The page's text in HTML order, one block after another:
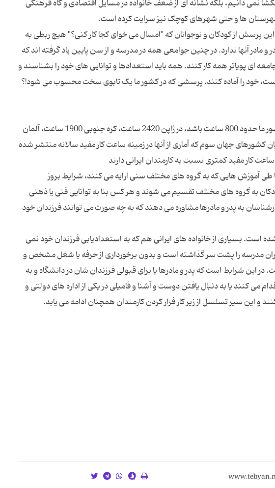
نمی دانیم، بلکه نشانه ای از ضعف خانواده در مسایل اقتصادی و گاه فرهنگی
پرسش از کودکان و نوجوانان که "امسال می خوای کجا کار کنی؟" هیچ ربطی به
و مادر آنها ندارد. در چنین جوامعی همه در مدرسه و از سن پایین یاد گرفته اند که
ای پویاتر همه کار کنند. همه باید استعدادها و توانایی های خود را بشناسند و
اگر ساعت کار مفید یک کارمند در طول سال در کشور ما حدود 800 ساعت باشد، در ژاپن 2420 ساعت، کره جنوبی 1900 ساعت، آلمان
ساعت است. در میان کشورهای جهان سوم که آماری از آنها در زمینه ساعت کار مفید سالانه منتشر شده
آموزش هایی که به گروه های مختلف سنی ارایه می کنند، شرایط بروز
به گروه های مختلف تقسیم می شوند و هر کس بنا به توانایی فنی یا ذهنی
به پدر و مادرها مشاوره می دهند که به چه صورت می توانند فرزندان خود
است. بسیاری از خانواده های ایرانی هم که به استعدادیابی فرزندان خود نمی
مدرسه را پشت سر گذاشته است و بدون برخورداری از حرفه یا شغل مشخص و
این شرایط است که پدر و مادرها یا برای قبولی فرزندان شان در دانشگاه و به
می کنند یا به دنبال یافتن دوست و آشنا و فامیلی در یکی از اداره های دولتی و